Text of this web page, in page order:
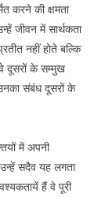
करने की क्षमता
जीवन में सार्थकता
नहीं होते बल्कि
दूसरों के सम्मुख
संबंध दूसरों के
में अपनी
सदैव यह लगता
हैं वे पूरी